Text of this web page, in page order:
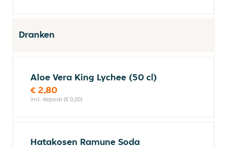
Dranken
Aloe Vera King Lychee (50 cl)
€ 2,80
incl. deposit (€ 0,00)
Hatakosen Ramune Soda